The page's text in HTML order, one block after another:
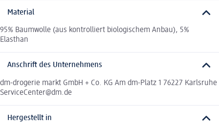
Material
95% Baumwolle (aus kontrolliert biologischem Anbau), 5%
Elasthan
Anschrift des Unternehmens
dm-drogerie markt GmbH + Co. KG Am dm-Platz 1 76227 Karlsruhe
ServiceCenter@dm.de
Hergestellt in